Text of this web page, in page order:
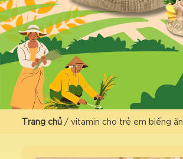
Trang chủ / vitamin cho trẻ em biếng ăn